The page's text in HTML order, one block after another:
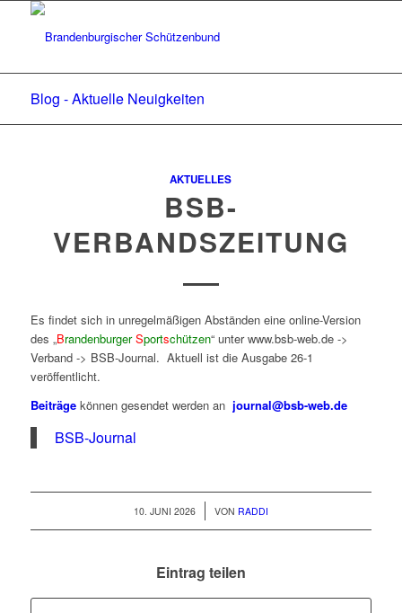
Blog - Aktuelle Neuigkeiten
AKTUELLES
BSB-
VERBANDSZEITUNG
Es findet sich in unregelmäßigen Abständen eine online-Version
des „Brandenburger Sportschützen“ unter www.bsb-web.de ->
Verband -> BSB-Journal. Aktuell ist die Ausgabe 26-1
veröffentlicht.
Beiträge können gesendet werden an journal@bsb-web.de
BSB-Journal
10. JUNI 2026
/ VON RADDI
Eintrag teilen